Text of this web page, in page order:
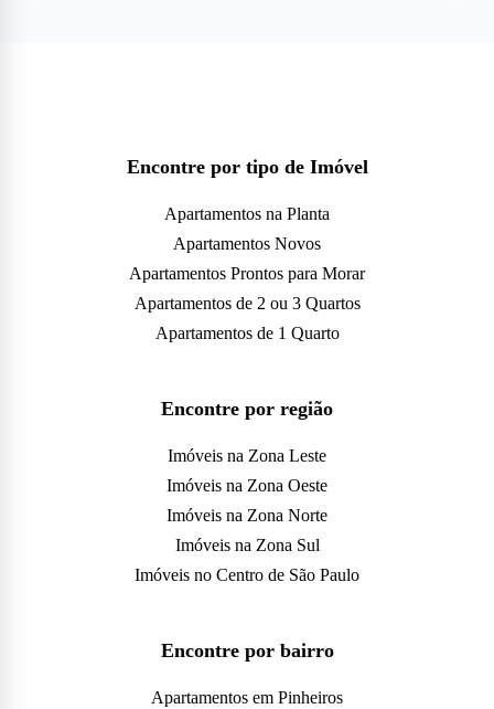
Encontre por tipo de Imóvel
Apartamentos na Planta
Apartamentos Novos
Apartamentos Prontos para Morar
Apartamentos de 2 ou 3 Quartos
Apartamentos de 1 Quarto
Encontre por região
Imóveis na Zona Leste
Imóveis na Zona Oeste
Imóveis na Zona Norte
Imóveis na Zona Sul
Imóveis no Centro de São Paulo
Encontre por bairro
Apartamentos em Pinheiros